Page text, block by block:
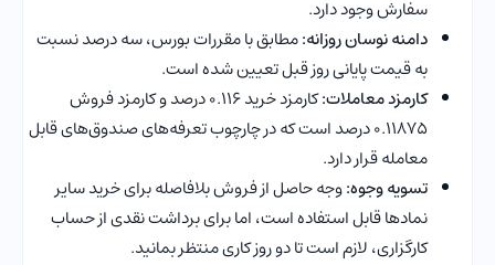
سفارش وجود دارد.
دامنه نوسان روزانه:مطابق با مقررات بورس، سه درصد نسبت
به قیمت پایانی روز قبل تعیین شده است.
کارمزد معاملات:
کارمزد خرید ۰.۱۱۶ درصد و کارمزد فروش
۰.۱۱۸۷۵ درصد است که در چارچوب تعرفه‌های صندوق‌های قابل
معامله قرار دارد.
تسویه وجوه:وجه حاصل از فروش بلافاصله برای خرید سایر
نمادها قابل استفاده است، اما برای برداشت نقدی از حساب
کارگزاری، لازم است تا دو روز کاری منتظر بمانید.